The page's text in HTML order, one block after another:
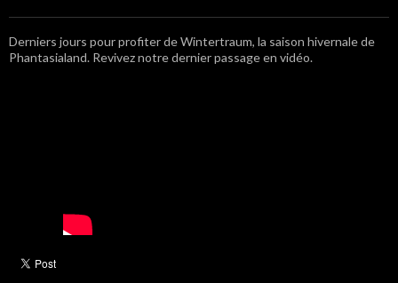
Derniers jours pour profiter de Wintertraum, la saison hivernale de
Phantasialand. Revivez notre dernier passage en vidéo.